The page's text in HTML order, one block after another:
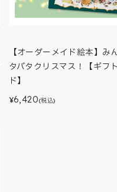
【オーダーメイド絵本】み
タバタクリスマス！【ギフ
ド】
¥6,420(税込)